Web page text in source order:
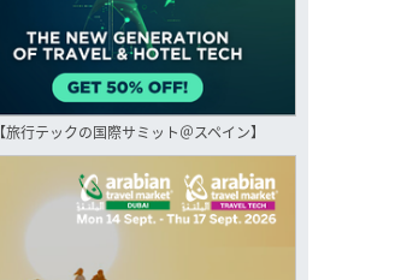
【旅行テックの国際サミット＠スペイン】